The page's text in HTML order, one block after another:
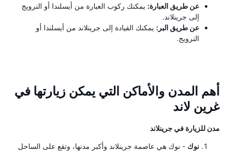
عن طريق العبارة: يمكنك ركوب العبارة من أيسلندا أو النرويج
إلى جرينلاند.
عن طريق البر: يمكنك القيادة إلى جرينلاند من أيسلندا أو
النرويج.
أهم المدن والأماكن التي يمكن زيارتها في
غرين لاند
مدن للزيارة في جرينلاند
نوك - نوك هي عاصمة جرينلاند وأكبر مدنها، وتقع على الساحل